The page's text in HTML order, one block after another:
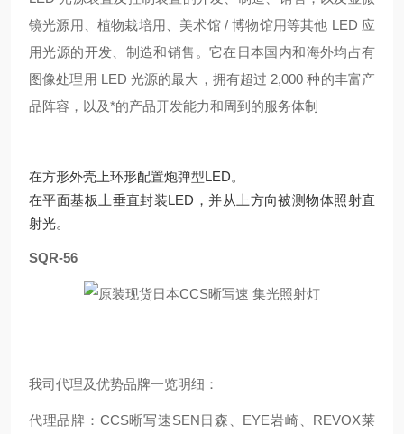
镜光源用、植物栽培用、美术馆 / 博物馆用等其他 LED 应
用光源的开发、制造和销售 。它在日本国内和海外均占有
图像处理用 LED 光源的最大，拥有超过 2,000 种的丰富产
品阵容，以及*的产品开发能力和周到的服务体制
在方形外壳上环形配置炮弹型LED。
在平面基板上垂直封装LED，并从上方向被测物体照射直
射光。
SQR-56
我司代理及优势品牌一览明细：
代理品牌：CCS晰写速SEN日森、EYE岩崎、REVOX莱